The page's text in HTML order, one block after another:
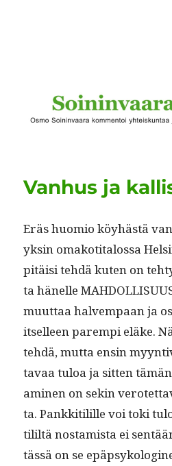
Vanhus ja
Eräs huomio köy­hästä
yksin omakoti­talos­sa
pitäisi tehdä kuten on
ta hänelle
muut­taahalvem­paan ja
itselleen parem­pi eläke.
tehdä, mut­ta ensin
tavaa tuloa ja sit­ten
a­mi­nen on sekin
ta. Pankki­tilille voi toki
tililtä nos­tamista ei
tässä on se